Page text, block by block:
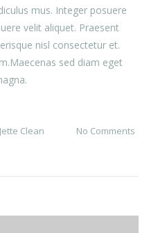
mus. Integer posuere
velit aliquet. Praesent
nisl consectetur et.
sed diam eget
Jette Clean No Comments